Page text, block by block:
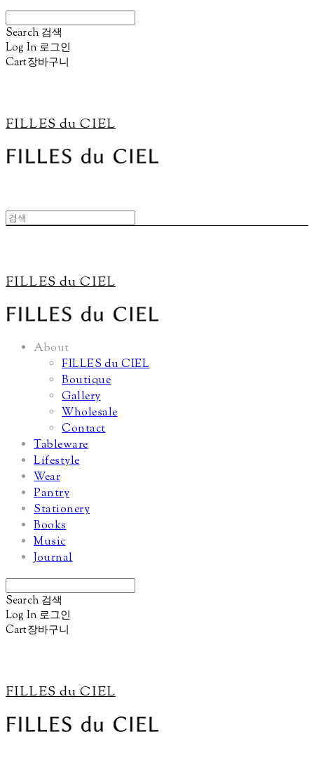
Search 검색
Log In 로그인
Cart장바구니
FILLES du CIEL
FILLES du CIEL
About
FILLES du CIEL
Boutique
Gallery
Wholesale
Contact
Tableware
Lifestyle
Wear
Pantry
Stationery
Books
Music
Journal
Search 검색
Log In 로그인
Cart장바구니
FILLES du CIEL